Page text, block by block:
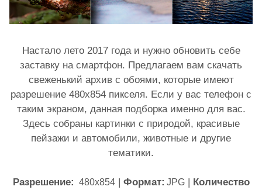
Настало лето 2017 года и нужно обновить себе
заставку на смартфон. Предлагаем вам скачать
свеженький архив с обоями, которые имеют
разрешение 480x854 пикселя. Если у вас телефон с
таким экраном, данная подборка именно для вас.
Здесь собраны картинки с природой, красивые
пейзажи и автомобили, животные и другие
тематики.
Разрешение: 480x854| Формат:JPG| Количество